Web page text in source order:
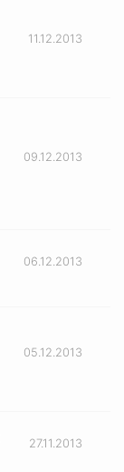
11.12.2013
09.12.2013
06.12.2013
05.12.2013
27.11.2013